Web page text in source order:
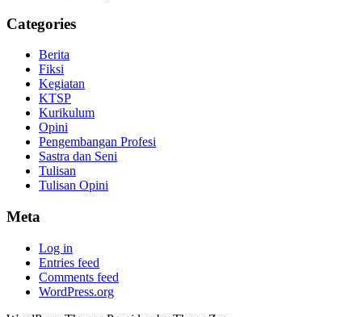
Categories
Berita
Fiksi
Kegiatan
KTSP
Kurikulum
Opini
Pengembangan Profesi
Sastra dan Seni
Tulisan
Tulisan Opini
Meta
Log in
Entries feed
Comments feed
WordPress.org